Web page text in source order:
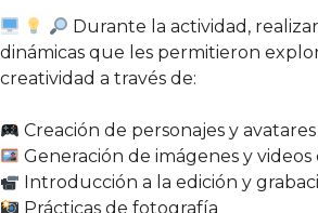
Durante la actividad,
dinámicas que les permitieron
creatividad a través de:
Creación de personajes y
Generación de imágenes y videos
Introducción a la edición y
Prácticas de fotografía